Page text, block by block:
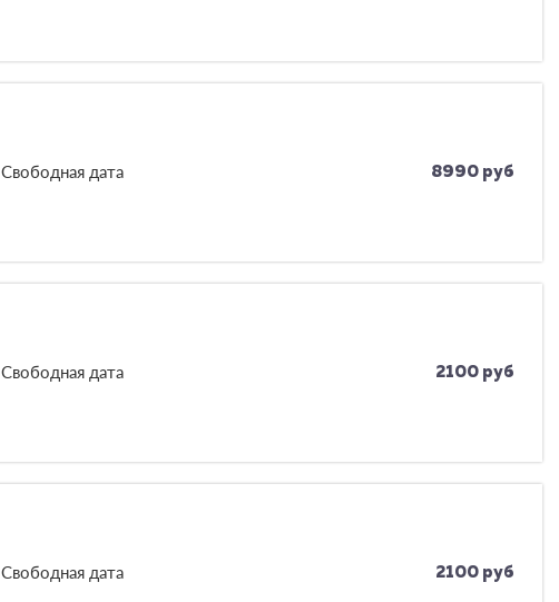
Свободная дата 8990 руб
Свободная дата 2100 руб
Свободная дата 2100 руб